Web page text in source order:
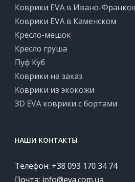
Коврики EVA в Ивано-
Коврики EVA в Каменском
Кресло-мешок
Кресло груша
Пуф Куб
Коврики на заказ
Коврики из экокожи
3D EVA коврики с бортами
НАШИ КОНТАКТЫ
Телефон: +38 093 170 34 74
Почта: info@eva.com.ua